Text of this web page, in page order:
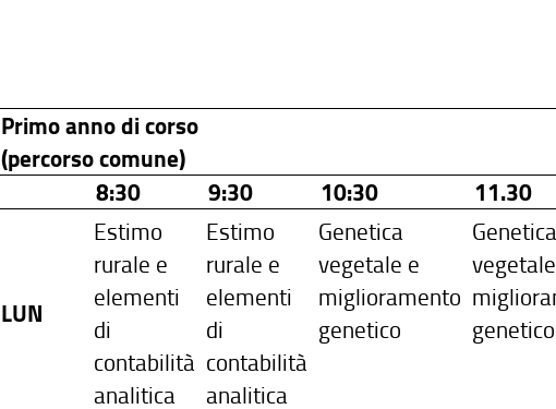
Primo anno di corso
(percorso comune)
8:30
9:30 10:30 11.30
LUN
Estimo
rurale e
elementi
di
contabilità
analitica
Estimo
rurale e
elementi
di
contabilità
analitica
Genetica
vegetale e
miglioramento
genetico
Genetica
genetico